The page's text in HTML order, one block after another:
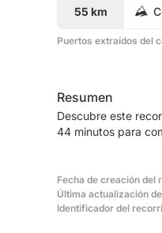
55 km
Puertos extraídos del
Resumen
Descubre este
44 minutos para
Fecha de creación del
Última actualización
Identificador del